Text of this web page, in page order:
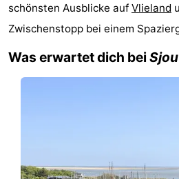
Lastminutes
Denkmäler
schönsten Ausblicke auf Vlieland
Zwischenstopp bei einem
Was erwartet dich bei